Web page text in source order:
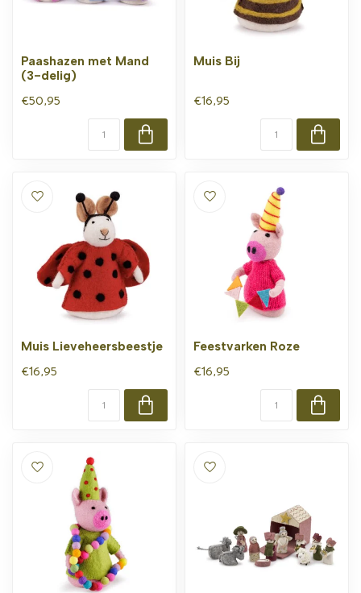
Paashazen met Mand
(3-delig)
€50,95
Muis Bij
€16,95
Muis Lieveheersbeestje
€16,95
Feestvarken Roze
€16,95